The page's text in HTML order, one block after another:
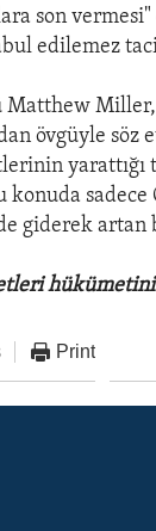
son
edilemez
Matthew
övgüyle söz
yarattığı
sadece
giderek
Print